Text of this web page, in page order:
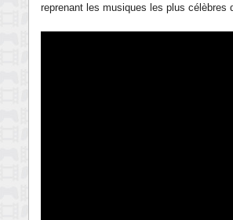
reprenant les musiques les plus célèbres